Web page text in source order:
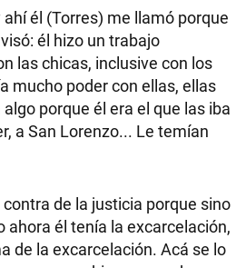
él (Torres) me llamó porque
él hizo un trabajo
las chicas, inclusive con los
mucho poder con ellas, ellas
porque él era el que las iba
a San Lorenzo... Le temían
de la justicia porque sino
ahora él tenía la excarcelación,
de la excarcelación. Acá se lo